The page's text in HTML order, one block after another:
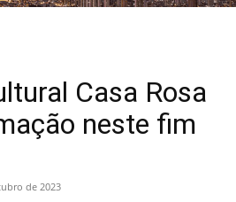
AlbertoCasa Rosa
neste fim
de 2023